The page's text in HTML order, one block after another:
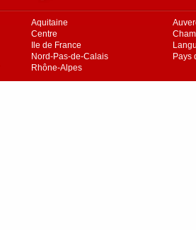
Aquitaine
Centre
Ile de France
Nord-Pas-de-Calais
Pays
Rhône-Alpes